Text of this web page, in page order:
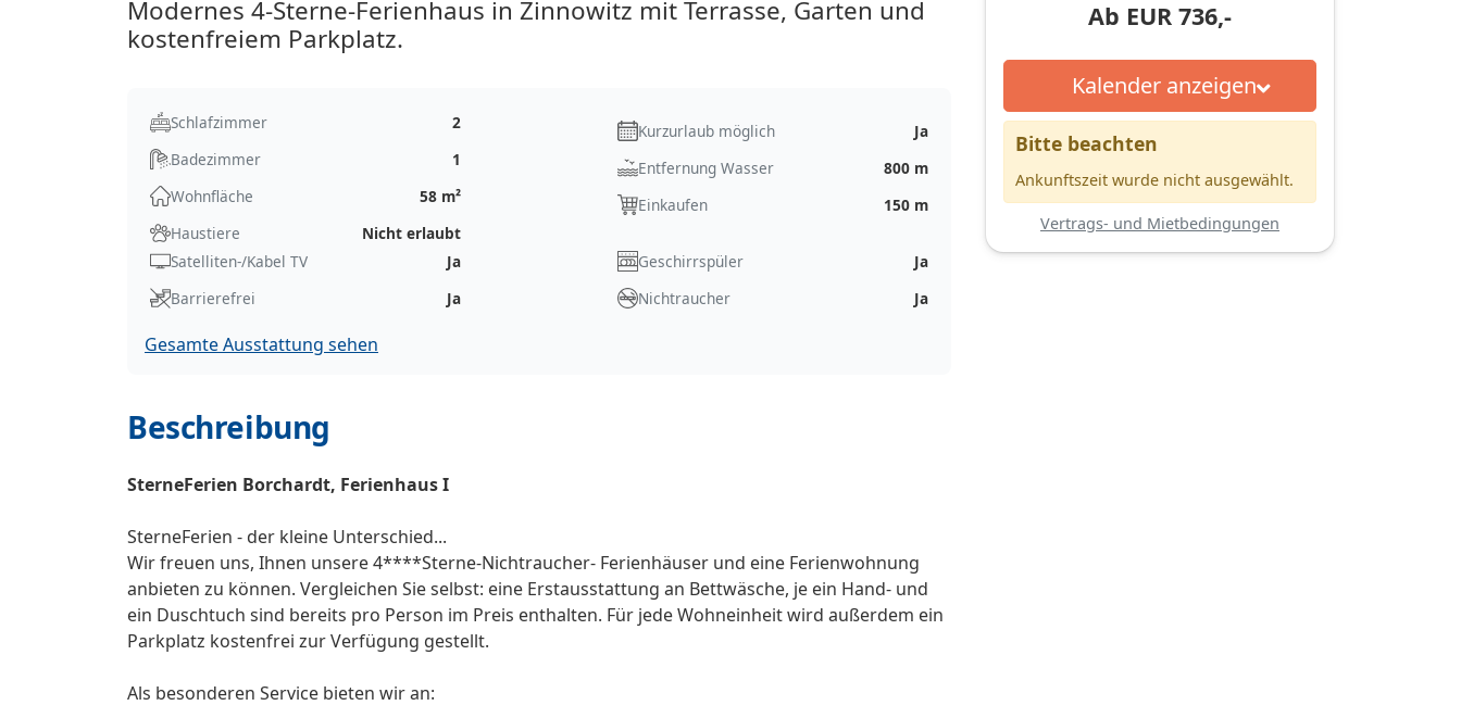
Modernes 4-Sterne-Ferienhaus in Zinnowitz mit Terrasse, Garten und
kostenfreiem Parkplatz.
Schlafzimmer
2
Badezimmer
1
Wohnfläche
58 m²
Haustiere
Nicht erlaubt
Kurzurlaub möglich
Ja
Entfernung Wasser
800 m
Einkaufen
150 m
Satelliten-/Kabel TV
Ja
Barrierefrei
Ja
Geschirrspüler
Ja
Nichtraucher
Ja
Gesamte Ausstattung sehen
Beschreibung
SterneFerien Borchardt, Ferienhaus I
SterneFerien - der kleine Unterschied...
Wir freuen uns, Ihnen unsere 4****Sterne-Nichtraucher- Ferienhäuser und eine Ferienwohnung
anbieten zu können. Vergleichen Sie selbst: eine Erstausstattung an Bettwäsche, je ein Hand- und
ein Duschtuch sind bereits pro Person im Preis enthalten. Für jede Wohneinheit wird außerdem ein
Parkplatz kostenfrei zur Verfügung gestellt.
Als besonderen Service bieten wir an:
Ab EUR 736,-
Kalender anzeigen
Bitte beachten
Ankunftszeit wurde nicht ausgewählt.
Vertrags- und Mietbedingungen